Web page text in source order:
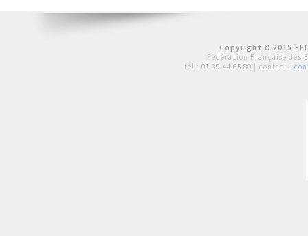
Copyright © 2015
Fédération Française des
tél : 01 39 44 65 80 | contact :